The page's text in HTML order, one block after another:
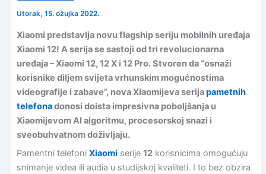
Utorak, 15. ožujka 2022.
Xiaomi predstavlja novu flagship seriju mobilnih uređaja
Xiaomi 12! A serija se sastoji od tri revolucionarna
uređaja – Xiaomi 12, 12 X i 12 Pro. Stvoren da “osnaži
korisnike diljem svijeta vrhunskim mogućnostima
videografije i zabave”, nova Xiaomijeva serijapametnih
telefonadonosi doista impresivna poboljšanja u
Xiaomijevom AI algoritmu, procesorskoj snazi i
sveobuhvatnom doživljaju.
Pamentni telefoni Xiaomi serije 12korisnicima omogućuju
snimanje videa ili audia u studijskoj kvaliteti. I to bez obzira